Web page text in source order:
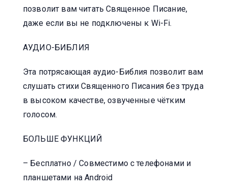
позволит вам читать Священное Писание,
даже если вы не подключены к Wi-Fi.
АУДИО-БИБЛИЯ
Эта потрясающая аудио-Библия позволит вам
слушать стихи Священного Писания без труда
в высоком качестве, озвученные чётким
голосом.
БОЛЬШЕ ФУНКЦИЙ
– Бесплатно / Совместимо с телефонами и
планшетами на Android